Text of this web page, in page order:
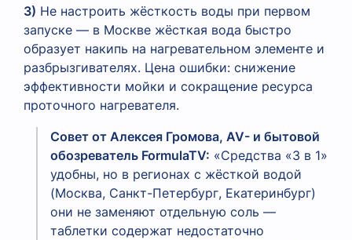
3) Не настроить жёсткость воды при первом
запуске — в Москве жёсткая вода быстро
образует накипь на нагревательном элементе и
разбрызгивателях. Цена ошибки: снижение
эффективности мойки и сокращение ресурса
проточного нагревателя.
Совет от Алексея Громова, AV- и бытовой
обозреватель FormulaTV: «Средства «3 в 1»
удобны, но в регионах с жёсткой водой
(Москва, Санкт-Петербург, Екатеринбург)
они не заменяют отдельную соль —
таблетки содержат недостаточно